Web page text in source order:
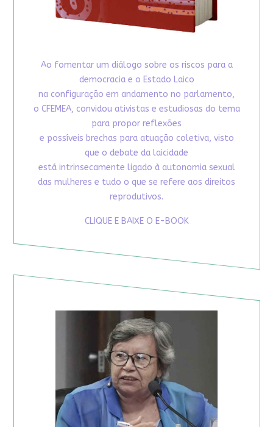
Ao fomentar um diálogo sobre os riscos para a
democracia e o Estado Laico
na configuração em andamento no parlamento,
o CFEMEA, convidou ativistas e estudiosas do tema
para propor reflexões
e possíveis brechas para atuação coletiva, visto
que o debate da laicidade
está intrinsecamente ligado à autonomia sexual
das mulheres e tudo o que se refere aos direitos
reprodutivos.
CLIQUE E BAIXE O E-BOOK